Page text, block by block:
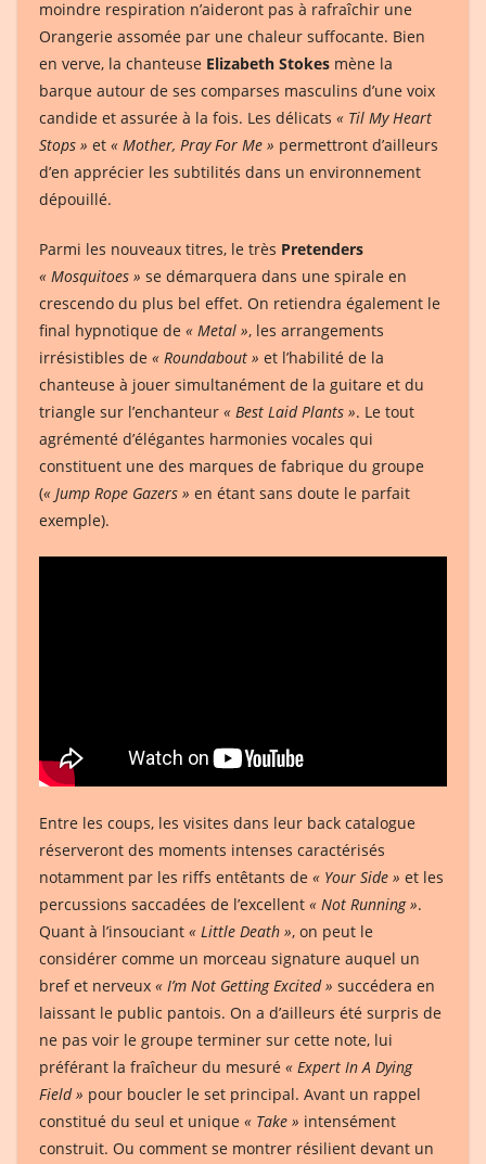
moindre respiration n’aideront pas à rafraîchir une
Orangerie assomée par une chaleur suffocante. Bien
en verve, la chanteuse Elizabeth Stokes mène la
barque autour de ses comparses masculins d’une voix
candide et assurée à la fois. Les délicats « Til My Heart
Stops » et « Mother, Pray For Me » permettront d’ailleurs
d’en apprécier les subtilités dans un environnement
dépouillé.
Parmi les nouveaux titres, le très Pretenders
« Mosquitoes » se démarquera dans une spirale en
crescendo du plus bel effet. On retiendra également le
final hypnotique de « Metal », les arrangements
irrésistibles de « Roundabout » et l’habilité de la
chanteuse à jouer simultanément de la guitare et du
triangle sur l’enchanteur « Best Laid Plants ». Le tout
agrémenté d’élégantes harmonies vocales qui
constituent une des marques de fabrique du groupe
(« Jump Rope Gazers » en étant sans doute le parfait
exemple).
Entre les coups, les visites dans leur back catalogue
réserveront des moments intenses caractérisés
notamment par les riffs entêtants de « Your Side » et les
percussions saccadées de l’excellent « Not Running ».
Quant à l’insouciant « Little Death », on peut le
considérer comme un morceau signature auquel un
bref et nerveux « I’m Not Getting Excited » succédera en
laissant le public pantois. On a d’ailleurs été surpris de
ne pas voir le groupe terminer sur cette note, lui
préférant la fraîcheur du mesuré « Expert In A Dying
Field » pour boucler le set principal. Avant un rappel
constitué du seul et unique « Take » intensément
construit. Ou comment se montrer résilient devant un